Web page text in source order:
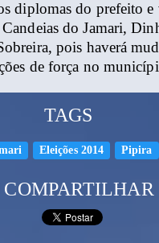
diplomas do prefeito e
do Jamari,
pois haverá
de força no
TAGS
Eleições 2014 Pipira
COMPARTILHAR